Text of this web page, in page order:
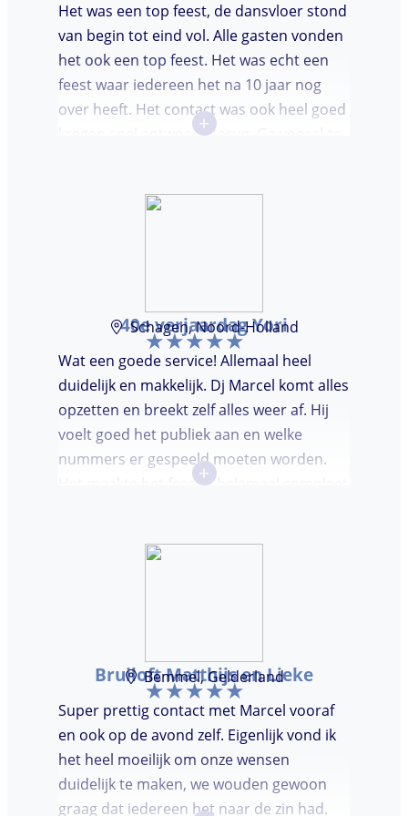
Het was een top feest, de dansvloer stond
van begin tot eind vol. Alle gasten vonden
het ook een top feest. Het was echt een
feest waar iedereen het na 10 jaar nog
over heeft. Het contact was ook heel goed
kregen snel antwoord terug. Ga vooral zo
+
40e verjaardag Yori
Schagen, Noord-Holland
Wat een goede service! Allemaal heel
duidelijk en makkelijk. Dj Marcel komt alles
opzetten en breekt zelf alles weer af. Hij
voelt goed het publiek aan en welke
nummers er gespeeld moeten worden.
Het maakte het feestje helemaal compleet
+
Bruiloft Matthijs en Lieke
Bemmel, Gelderland
Super prettig contact met Marcel vooraf
en ook op de avond zelf. Eigenlijk vond ik
het heel moeilijk om onze wensen
duidelijk te maken, we wouden gewoon
graag dat iedereen het naar de zin had.